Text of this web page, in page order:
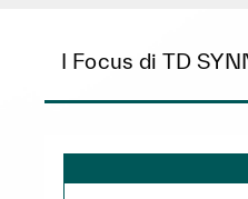
I Focus di TD